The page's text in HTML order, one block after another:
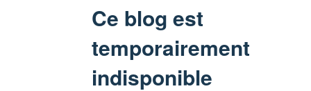
Ce blog est
temporairement
indisponible